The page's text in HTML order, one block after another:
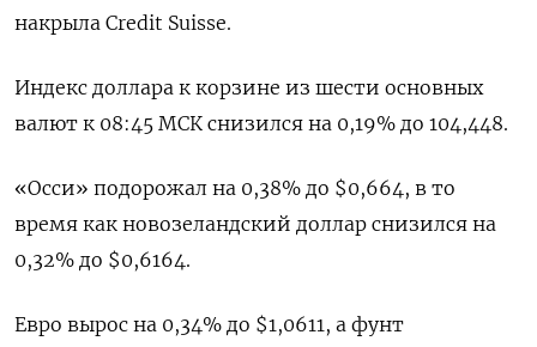
накрыла Credit Suisse.
Индекс доллара к корзине из шести основных
валют к 08:45 МСК снизился на 0,19% до 104,448​.
«Осси» подорожал на 0,38% до $0,664​, в то
время как новозеландский доллар снизился на
0,32% до $0,6164​.
Евро вырос на 0,34% до $1,0611​, а фунт